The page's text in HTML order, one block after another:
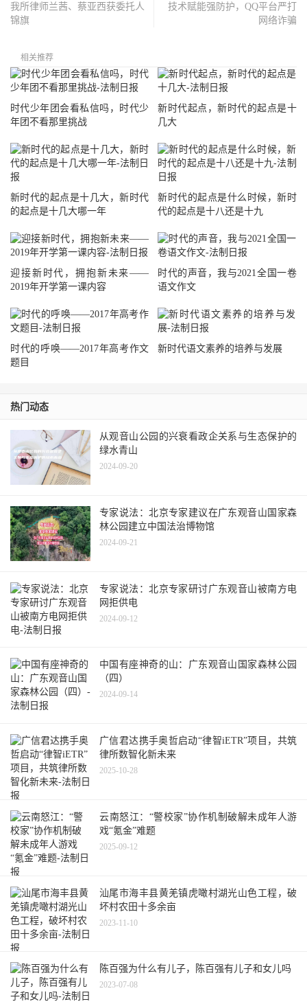
我所律师兰茜、蔡亚西获委托人
锦旗
技术赋能强防护，QQ平台严打
网络诈骗
相关推荐
时代少年团会看私信吗，时代少
年团不看那里挑战
新时代起点，新时代的起点是十
几大
新时代的起点是十几大，新时代
的起点是十几大哪一年
新时代的起点是什么时候，新时
代的起点是十八还是十九
迎接新时代，拥抱新未来——
2019年开学第一课内容
时代的声音，我与2021全国一卷
语文作文
时代的呼唤——2017年高考作文
题目
新时代语文素养的培养与发展
热门动态
从观音山公园的兴衰看政企关系与生态保护的
绿水青山
2024-09-20
专家说法：北京专家建议在广东观音山国家森
林公园建立中国法治博物馆
2024-09-21
专家说法：北京专家研讨广东观音山被南方电
网拒供电
2024-09-12
中国有座神奇的山：广东观音山国家森林公园
（四）
2024-09-14
广信君达携手奥哲启动“律智iETR”项目，共筑
律所数智化新未来
2025-10-28
云南怒江：“警校家”协作机制破解未成年人游
戏“氪金”难题
2025-09-12
汕尾市海丰县黄羌镇虎噉村湖光山色工程，破
坏村农田十多余亩
2023-11-10
陈百强为什么有儿子，陈百强有儿子和女儿吗
2023-07-08